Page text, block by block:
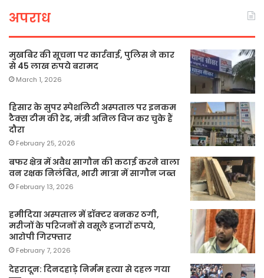
अपराध
मुखबिर की सूचना पर कार्रवाई, पुलिस ने कार
से 45 लाख रुपये बरामद
March 1, 2026
हिसार के सुपर स्पेशलिटी अस्पताल पर इनकम
टैक्स टीम की रेड, मंत्री अनिल विज कर चुके हैं
दौरा
February 25, 2026
बफर क्षेत्र में अवैध सागौन की कटाई करने वाला
वन रक्षक निलंबित, भारी मात्रा में सागौन जब्त
February 13, 2026
हमीदिया अस्पताल में डॉक्टर बनकर ठगी,
मरीजों के परिजनों से वसूले हजारों रुपये,
आरोपी गिरफ्तार
February 7, 2026
देहरादून: दिनदहाड़े निर्मम हत्या से दहल गया